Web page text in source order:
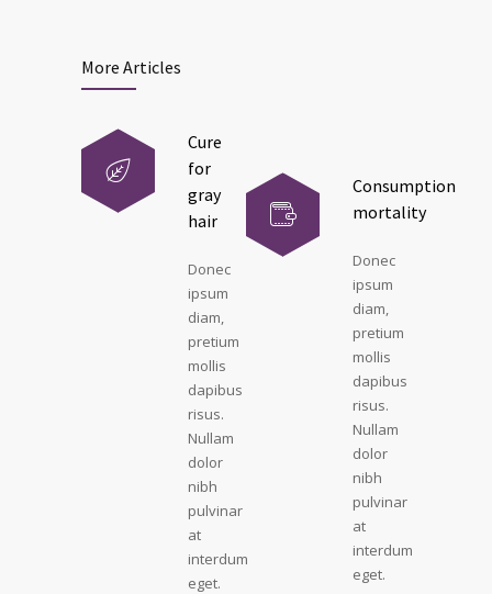
More Articles
Cure
for
gray
hair
Donec
ipsum
diam,
pretium
mollis
dapibus
risus.
Nullam
dolor
nibh
pulvinar
at
interdum
eget.
Consumption
mortality
Donec
ipsum
diam,
pretium
mollis
dapibus
risus.
Nullam
dolor
nibh
pulvinar
at
interdum
eget.